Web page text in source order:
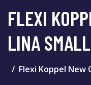
FLEXI
LINA
Flexi Koppel New